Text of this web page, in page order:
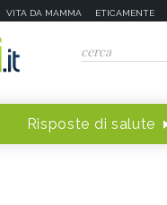
VITA DA MAMMA ETICAMENTE
Risposte di salute